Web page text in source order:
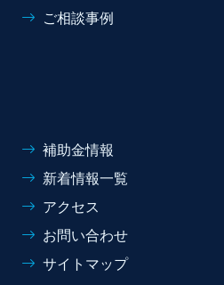
ご相談事例
補助金情報
新着情報一覧
アクセス
お問い合わせ
サイトマップ